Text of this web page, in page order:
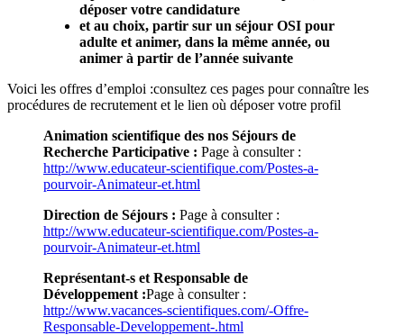
déposer votre candidature
et au choix, partir sur un séjour OSI pour
adulte et animer, dans la même année, ou
animer à partir de l’année suivante
Voici les offres d’emploi :consultez ces pages pour connaître les
procédures de recrutement et le lien où déposer votre profil
Animation scientifique des nos Séjours de
Recherche Participative : Page à consulter :
http://www.educateur-scientifique.com/Postes-a-
pourvoir-Animateur-et.html
Direction de Séjours : Page à consulter :
http://www.educateur-scientifique.com/Postes-a-
pourvoir-Animateur-et.html
Représentant-s et Responsable de
Développement :Page à consulter :
http://www.vacances-scientifiques.com/-Offre-
Responsable-Developpement-.html